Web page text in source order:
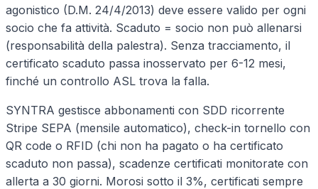
agonistico (D.M. 24/4/2013) deve essere valido per ogni
socio che fa attività. Scaduto = socio non può allenarsi
(responsabilità della palestra). Senza tracciamento, il
certificato scaduto passa inosservato per 6-12 mesi,
finché un controllo ASL trova la falla.
SYNTRA gestisce abbonamenti con SDD ricorrente
Stripe SEPA (mensile automatico), check-in tornello con
QR code o RFID (chi non ha pagato o ha certificato
scaduto non passa), scadenze certificati monitorate con
allerta a 30 giorni. Morosi sotto il 3%, certificati sempre